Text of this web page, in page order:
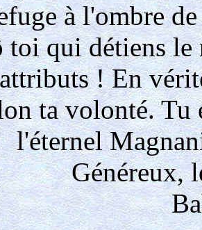
à l'ombre
toi qui détiens le
attributs ! En
ta volonté. Tu
l'éternel
Généreux,